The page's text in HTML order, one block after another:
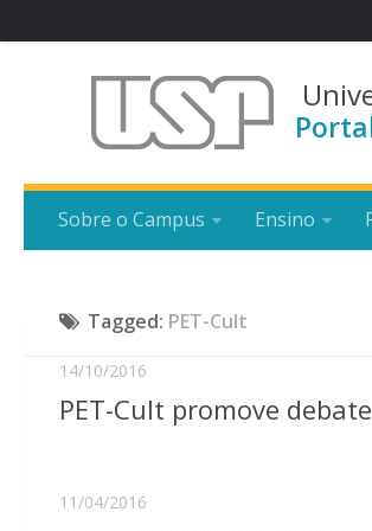
Sobre o Campus Ensino
Tagged: PET-Cult
14/10/2016
PET-Cult promove
11/04/2016